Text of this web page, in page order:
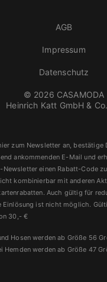
© 2026 CASAMODA
Heinrich Katt GmbH &
AGB
Impressum
Datenschutz
zum Newsletter an, bestätige
ankommenden E-Mail und
Newsletter einen Rabatt-Code
kombinierbar mit anderen
Auch gültig für
Einlösung ist nicht möglich.
30,- €
Hosen werden ab Größe 56
Hemden werden ab Größe 47